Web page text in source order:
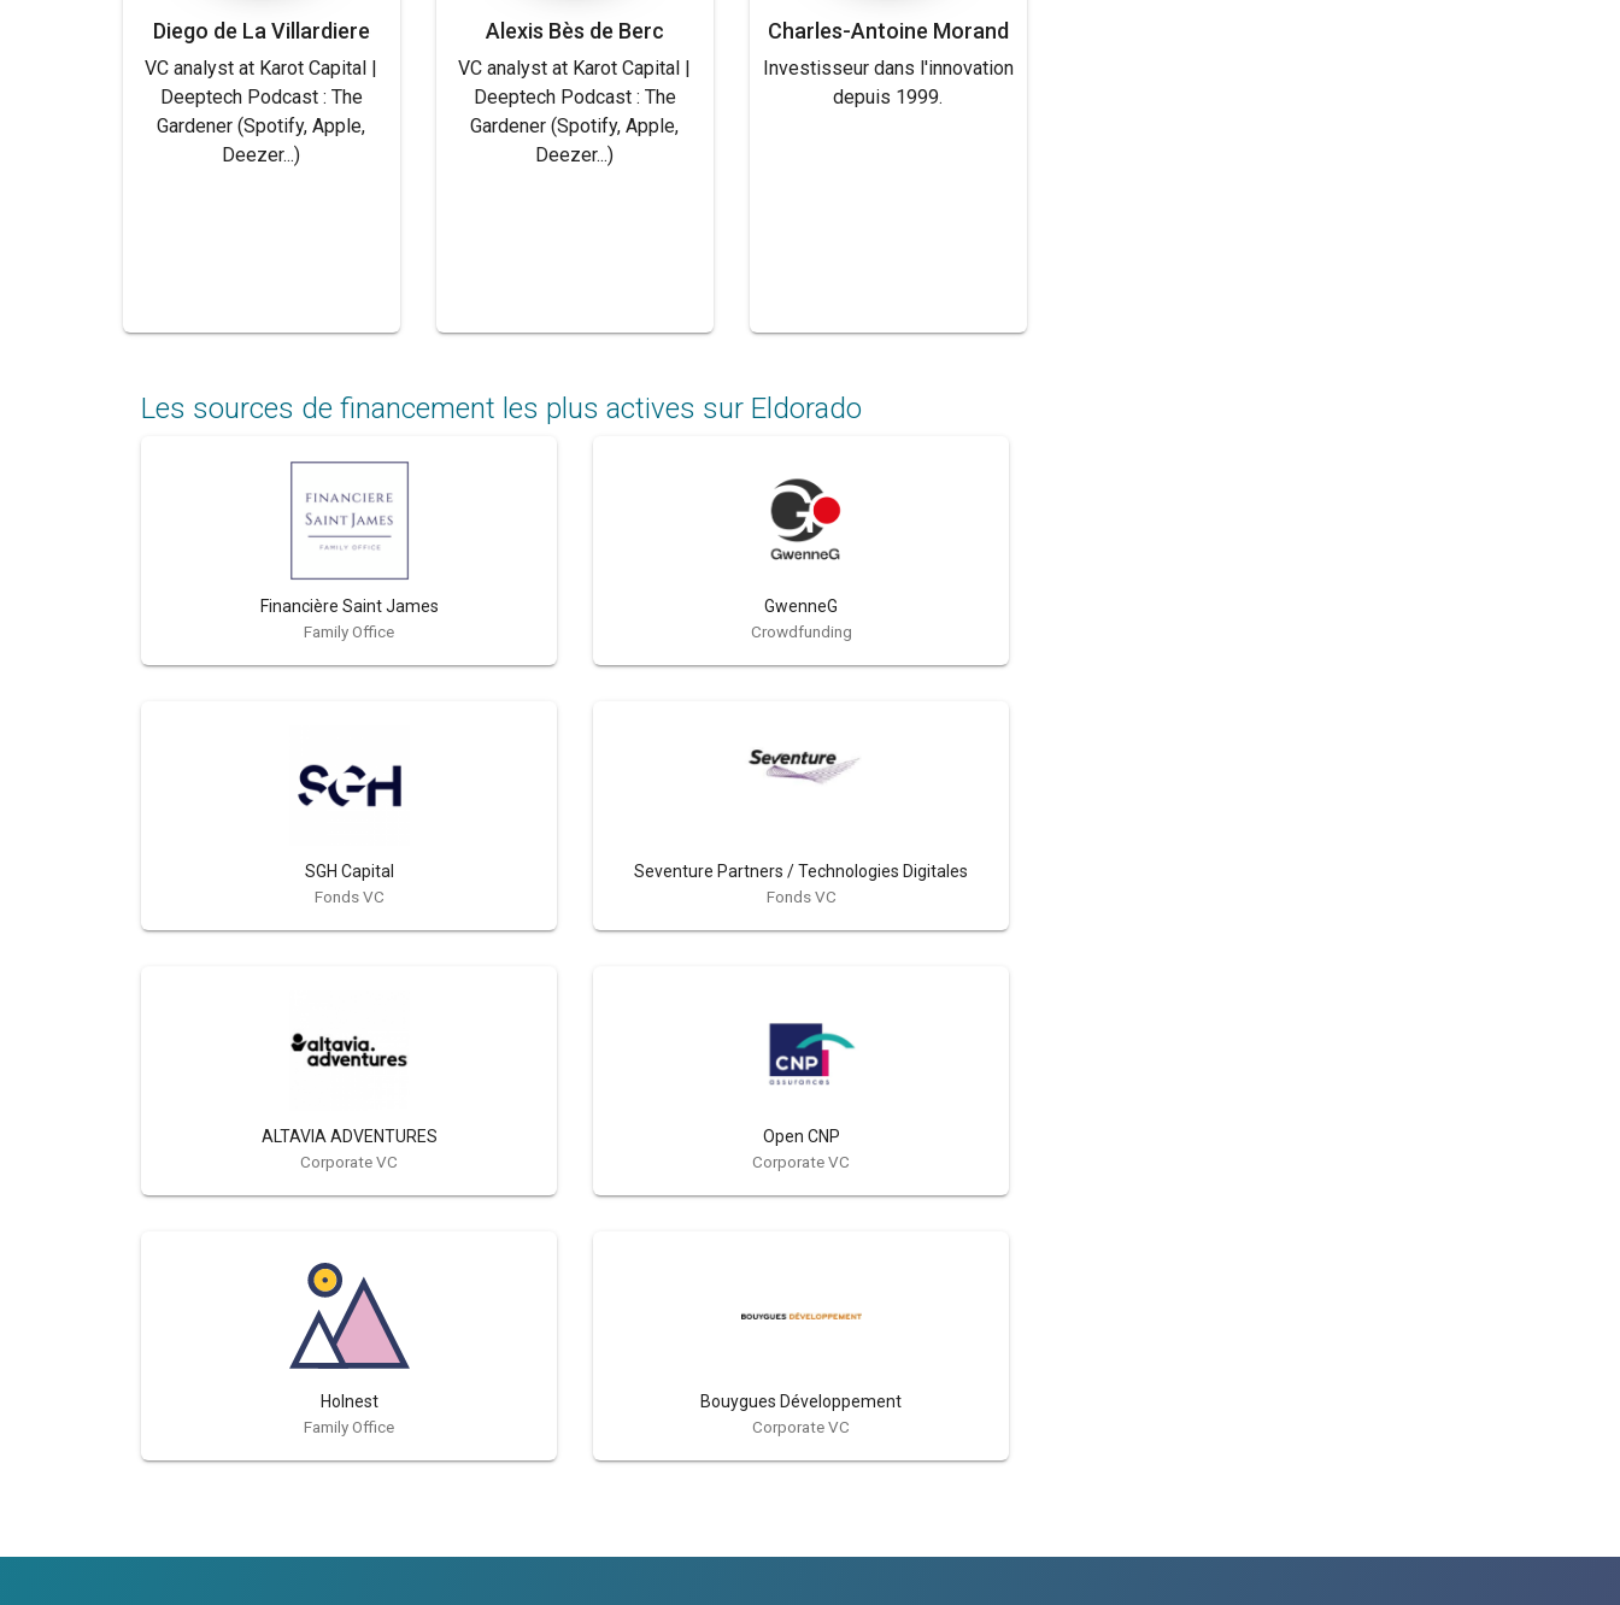
Diego de La Villardiere
VC analyst at Karot Capital |
Deeptech Podcast : The
Gardener (Spotify, Apple,
Deezer...)
Alexis Bès de Berc
VC analyst at Karot Capital |
Deeptech Podcast : The
Gardener (Spotify, Apple,
Deezer...)
Charles-Antoine Morand
Investisseur dans l'innovation
depuis 1999.
Les sources de financement les plus actives sur Eldorado
Financière Saint James
Family Office
GwenneG
Crowdfunding
SGH Capital
Fonds VC
Seventure Partners / Technologies Digitales
Fonds VC
ALTAVIA ADVENTURES
Corporate VC
Open CNP
Corporate VC
Holnest
Family Office
Bouygues Développement
Corporate VC